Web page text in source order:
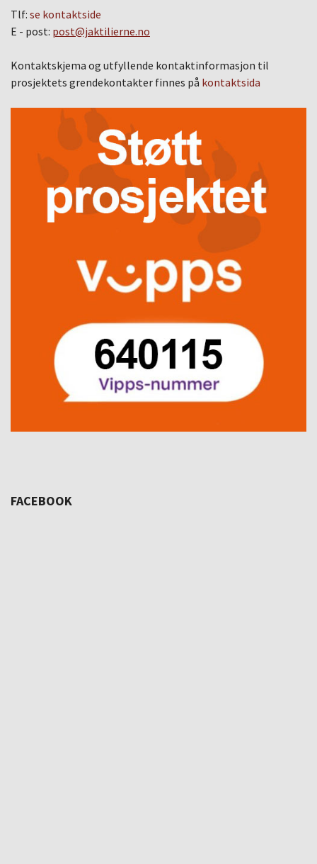
Tlf: se kontaktside
E - post: post@jaktilierne.no
Kontaktskjema og utfyllende kontaktinformasjon til
prosjektets grendekontakter finnes på kontaktsida
FACEBOOK